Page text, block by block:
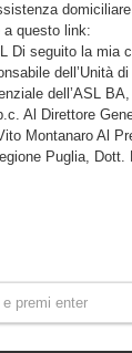
questo link:
Di seguito la mia
dell’Unità
dell’ASL
Al Direttore
Montanaro Al
Puglia, Dott.